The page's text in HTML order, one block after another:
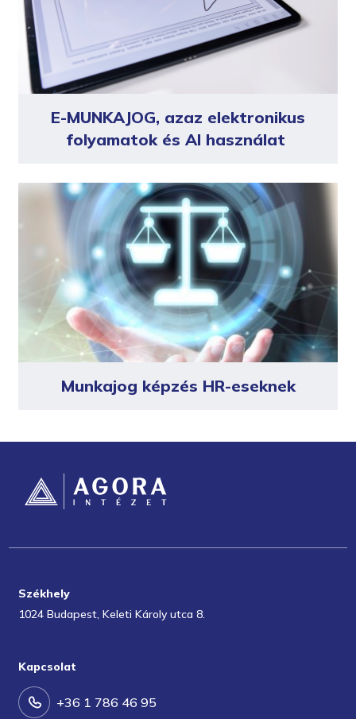
E-MUNKAJOG, azaz elektronikus
folyamatok és AI használat
Munkajog képzés HR-eseknek
Székhely
1024 Budapest, Keleti Károly utca 8.
Kapcsolat
+36 1 786 46 95